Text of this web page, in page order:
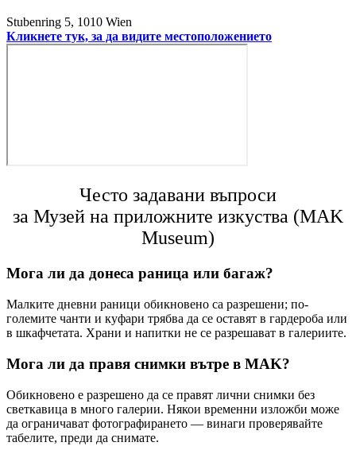
Stubenring 5, 1010 Wien
Кликнете тук, за да видите местоположението
Често задавани въпроси
за Музей на приложните изкуства (MAK
Museum)
Мога ли да донеса раница или багаж?
Малките дневни раници обикновено са разрешени; по-
големите чанти и куфари трябва да се оставят в гардероба или
в шкафчетата. Храни и напитки не се разрешават в галериите.
Мога ли да правя снимки вътре в MAK?
Обикновено е разрешено да се правят лични снимки без
светкавица в много галерии. Някои временни изложби може
да ограничават фотографирането — винаги проверявайте
табелите, преди да снимате.